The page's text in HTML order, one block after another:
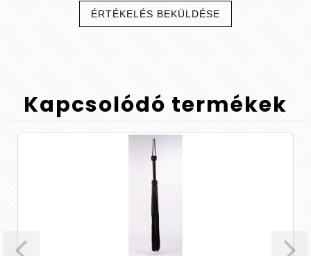
ÉRTÉKELÉS BEKÜLDÉSE
Kapcsolódó termékek